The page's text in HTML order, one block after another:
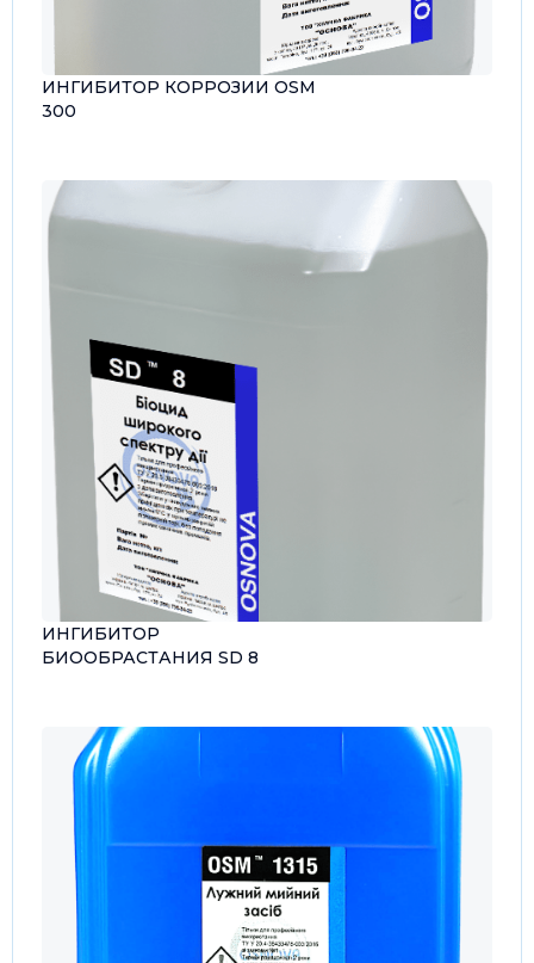
ИНГИБИТОР КОРРОЗИИ OSM
300
ИНГИБИТОР
БИООБРАСТАНИЯ SD 8